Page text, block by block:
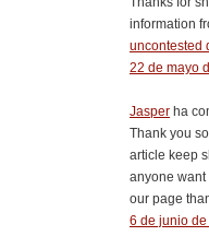
information
uncontested
22 de mayo
Jasper ha
Thank you
article keep
anyone want
our page
6 de junio